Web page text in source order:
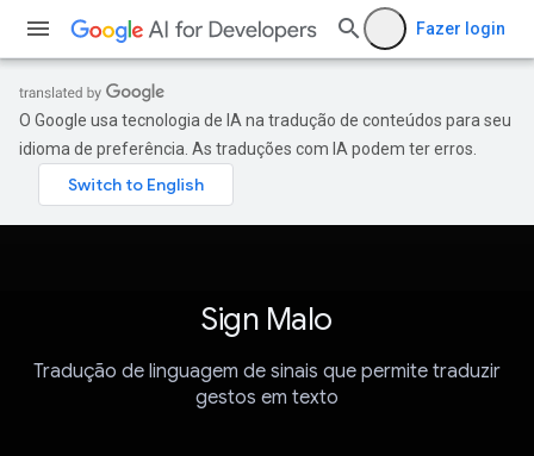
Fazer login
O Google usa tecnologia de IA na tradução de conteúdos para seu
idioma de preferência. As traduções com IA podem ter erros.
Sign Malo
Tradução de linguagem de sinais que permite traduzir
gestos em texto